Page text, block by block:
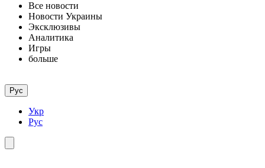
Все новости
Новости Украины
Эксклюзивы
Аналитика
Игры
больше
Рус
Укр
Рус